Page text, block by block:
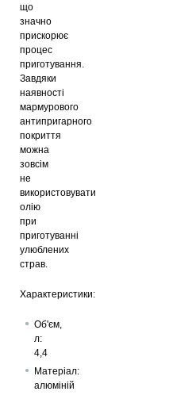
що
значно
прискорює
процес
приготування.
Завдяки
наявності
мармурового
антипригарного
покриття
можна
зовсім
не
використовувати
олію
при
приготуванні
улюблених
страв.
Характеристики:
Об'єм,
л:
4,4
Матеріал:
алюміній